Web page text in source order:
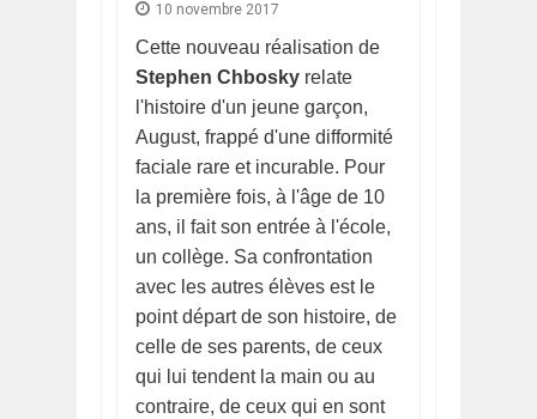
10 novembre 2017
Cette nouveau réalisation de
Stephen Chbosky relate
l'histoire d'un jeune garçon,
August, frappé d'une difformité
faciale rare et incurable. Pour
la première fois, à l'âge de 10
ans, il fait son entrée à l'école,
un collège. Sa confrontation
avec les autres élèves est le
point départ de son histoire, de
celle de ses parents, de ceux
qui lui tendent la main ou au
contraire, de ceux qui en sont